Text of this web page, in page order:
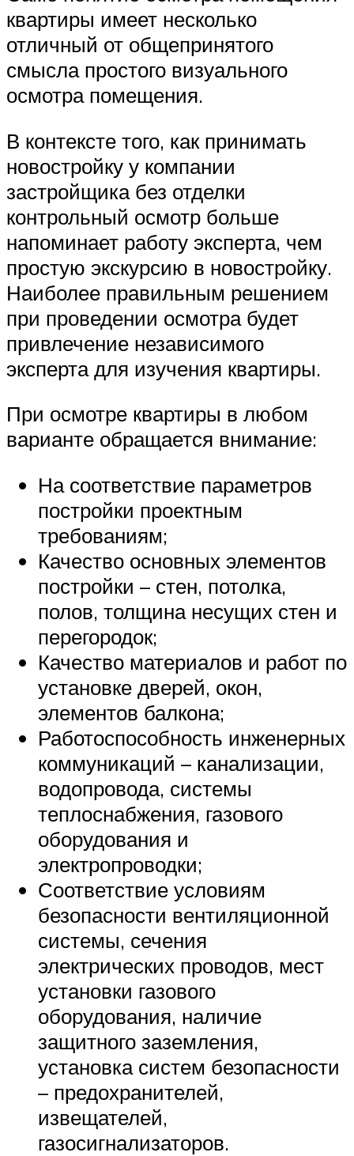
квартиры имеет несколько
отличный от общепринятого
смысла простого визуального
осмотра помещения.
В контексте того, как принимать
новостройку у компании
застройщика без отделки
контрольный осмотр больше
напоминает работу эксперта, чем
простую экскурсию в новостройку.
Наиболее правильным решением
при проведении осмотра будет
привлечение независимого
эксперта для изучения квартиры.
При осмотре квартиры в любом
варианте обращается внимание:
На соответствие параметров
постройки проектным
требованиям;
Качество основных элементов
постройки – стен, потолка,
полов, толщина несущих стен и
перегородок;
Качество материалов и работ по
установке дверей, окон,
элементов балкона;
Работоспособность инженерных
коммуникаций – канализации,
водопровода, системы
теплоснабжения, газового
оборудования и
электропроводки;
Соответствие условиям
безопасности вентиляционной
системы, сечения
электрических проводов, мест
установки газового
оборудования, наличие
защитного заземления,
установка систем безопасности
– предохранителей,
извещателей,
газосигнализаторов.